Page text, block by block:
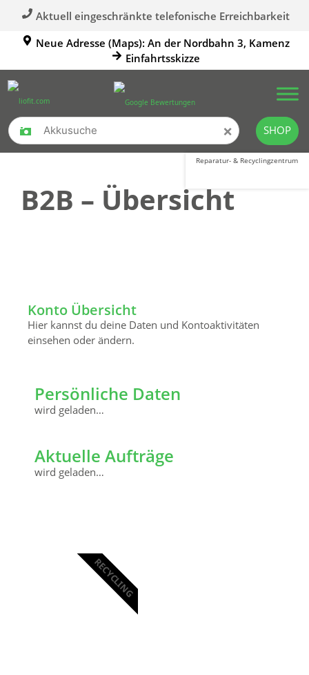
Aktuell eingeschränkte telefonische Erreichbarkeit
Neue Adresse (Maps): An der Nordbahn 3, Kamenz
Einfahrtsskizze
× SHOP
Reparatur- & Recyclingzentrum
B2B – Übersicht
Konto Übersicht
Hier kannst du deine Daten und Kontoaktivitäten
einsehen oder ändern.
Persönliche Daten
wird geladen…
Aktuelle Aufträge
wird geladen…
RECYCLING